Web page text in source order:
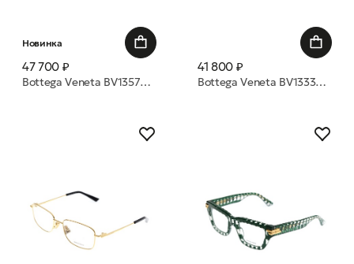
Новинка
47 700 ₽
Bottega Veneta BV1357S 002 50 очки с/з
41 800 ₽
Bottega Veneta BV1333O 009 55 оправа